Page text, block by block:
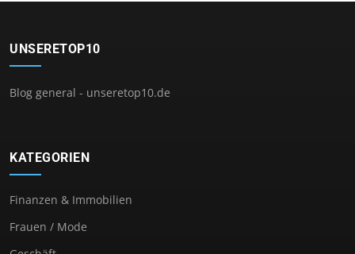
UNSERETOP10
Blog general - unseretop10.de
KATEGORIEN
Finanzen & Immobilien
Frauen / Mode